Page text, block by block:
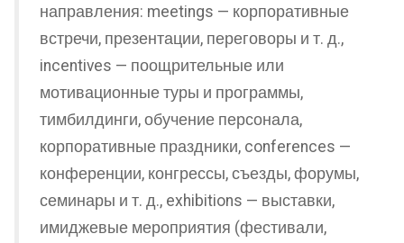
направления: meetings — корпоративные
встречи, презентации, переговоры и т. д.,
incentives — поощрительные или
мотивационные туры и программы,
тимбилдинги, обучение персонала,
корпоративные праздники, conferences —
конференции, конгрессы, съезды, форумы,
семинары и т. д., exhibitions — выставки,
имиджевые мероприятия (фестивали,